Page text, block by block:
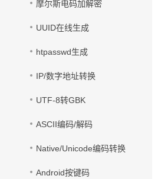
摩尔斯电码加解密
UUID在线生成
htpasswd生成
IP/数字地址转换
UTF-8转GBK
ASCII编码/解码
Native/Unicode编码转换
Android按键码